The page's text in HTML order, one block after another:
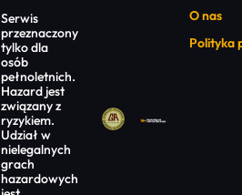
Serwis
przeznaczony
tylko dla
osób
pełnoletnich.
Hazard jest
związany z
ryzykiem.
Udział w
nielegalnych
grach
hazardowych
O nas
Polityka